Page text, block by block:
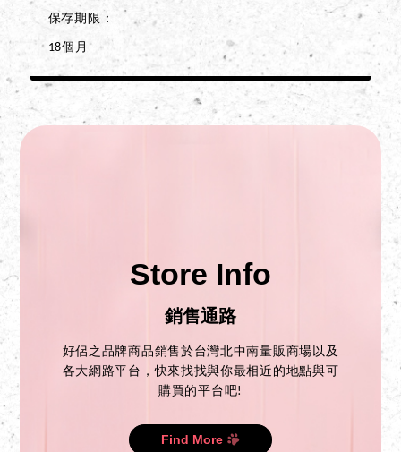
保存期限
18個月
Store Info
銷售通路
好侶之品牌商品銷售於台灣北中南量販商場以及
各大網路平台，快來找找與你最相近的地點與可
購買的平台吧!
Find More